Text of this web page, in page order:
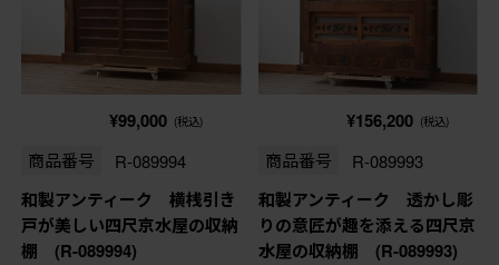
¥99,000 (税込)
商品番号 R-089994
和製アンティーク 横桟引き
戸が美しい四尺京水屋の収納
棚 (R-089994)
¥156,200 (税込)
商品番号 R-089993
和製アンティーク 透かし彫
りの意匠が趣を添える四尺京
水屋の収納棚 (R-089993)